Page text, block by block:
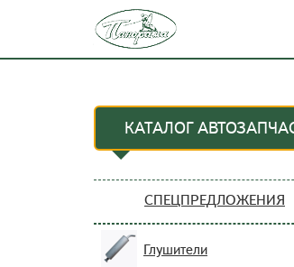
КАТАЛОГ
СПЕЦПРЕДЛОЖЕНИЯ
Глушители